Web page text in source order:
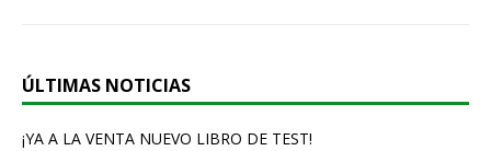
ÚLTIMAS NOTICIAS
¡YA A LA VENTA NUEVO LIBRO DE TEST!